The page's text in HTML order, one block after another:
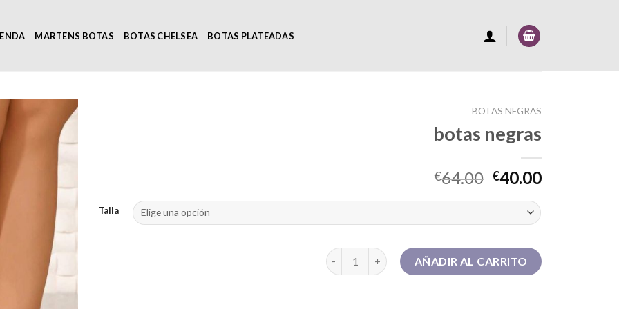
MARTENS BOTAS BOTAS CHELSEA BOTAS PLATEADAS
BOTAS NEGRAS
botas negras
€64.00 €40.00
Talla
botas negras cantidadAÑADIR AL CARRITO